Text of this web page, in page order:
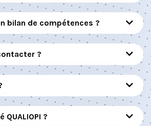
bilan de compétences ?
?
?